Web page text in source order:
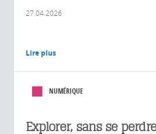
27.04.2026
Lire plus
NUMÉRIQUE
Explorer, sans se